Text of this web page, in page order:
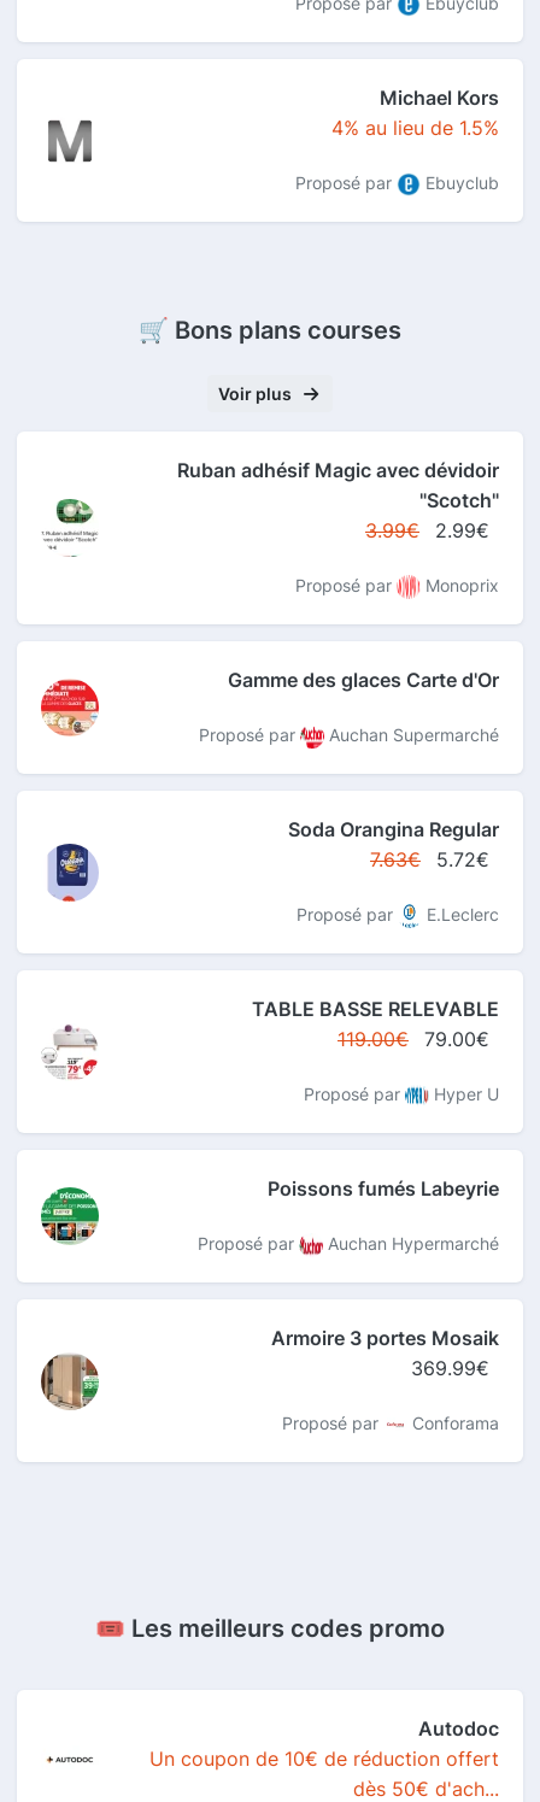
Michael Kors
4% au lieu de 1.5%
Proposé par Ebuyclub
🛒 Bons plans courses
Voir plus
Ruban adhésif Magic avec dévidoir
"Scotch"
3.99€
2.99€
Proposé par Monoprix
Gamme des glaces Carte d'Or
Proposé par Auchan Supermarché
Soda Orangina Regular
7.63€
5.72€
Proposé par E.Leclerc
TABLE BASSE RELEVABLE
119.00€
79.00€
Proposé par Hyper U
Poissons fumés Labeyrie
Proposé par Auchan Hypermarché
Armoire 3 portes Mosaik
369.99€
Proposé par Conforama
🎟️ Les meilleurs codes promo
Autodoc
Un coupon de 10€ de réduction offert
dès 50€ d'ach...